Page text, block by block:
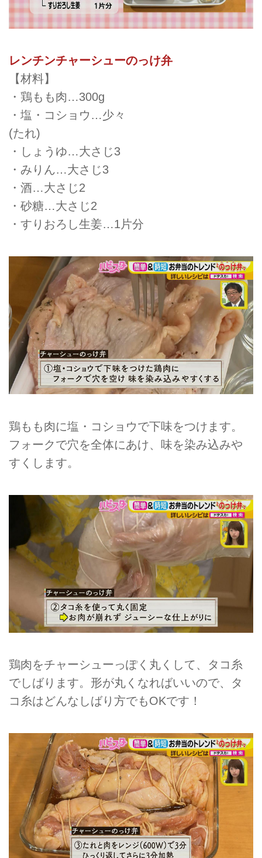
レンチンチャーシューのっけ弁
【材料】
・鶏もも肉…300g
・塩・コショウ…少々
(たれ)
・しょうゆ…大さじ3
・みりん…大さじ3
・酒…大さじ2
・砂糖…大さじ2
・すりおろし生姜…1片分
鶏もも肉に塩・コショウで下味をつけます。
フォークで穴を全体にあけ、味を染み込みや
すくします。
鶏肉をチャーシューっぽく丸くして、タコ糸
でしばります。形が丸くなればいいので、タ
コ糸はどんなしばり方でもOKです！